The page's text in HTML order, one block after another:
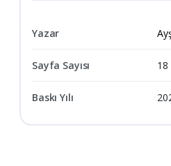
Yazar
Sayfa Sayısı 18
Baskı Yılı